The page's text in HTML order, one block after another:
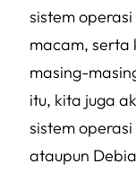
sistem
macam, serta
masing-
itu, kita juga
sistem
ataupun